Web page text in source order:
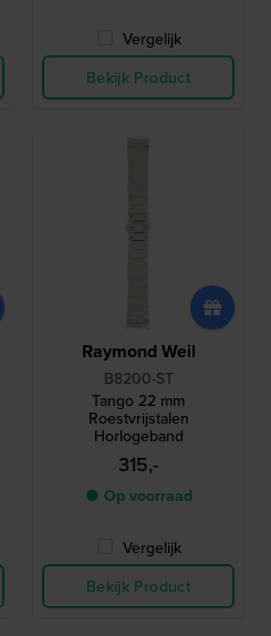
Vergelijk
Bekijk Product
Raymond Weil
B8200-ST
Tango 22 mm
Roestvrijstalen
Horlogeband
315,-
● Op voorraad
Vergelijk
Bekijk Product